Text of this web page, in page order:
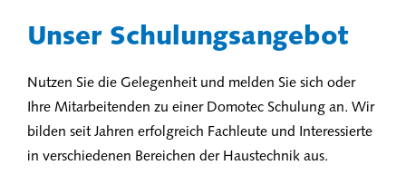
Unser Schulungsangebot
Nutzen Sie die Gelegenheit und melden Sie sich oder
Ihre Mitarbeitenden zu einer Domotec Schulung an. Wir
bilden seit Jahren erfolgreich Fachleute und Interessierte
in verschiedenen Bereichen der Haustechnik aus.